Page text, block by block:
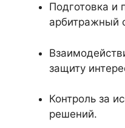
Подготовка и
арбитражный
защиту
Контроль за
решений.